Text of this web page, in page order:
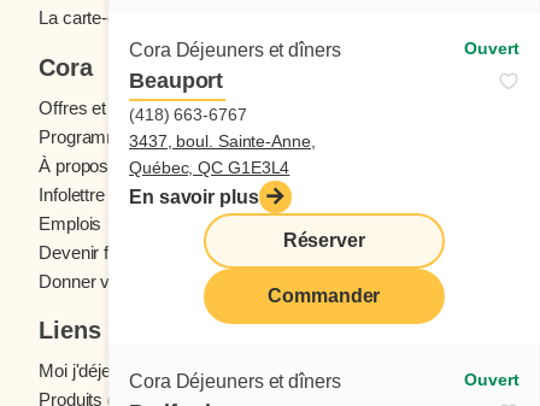
Cora Déjeuners et dîners Ouvert
Beauport
(418) 663-6767
3437, boul. Sainte-Anne,
Québec, QC G1E3L4
En savoir plus
Réserver
Commander
Cora Déjeuners et dîners Ouvert
La carte-cadeau Cora
Cora
Offres et concours
Programme fidélité Cora
À propos des restaurants Cora
Infolettre Cora
Emplois
Devenir franchisé
Donner votre avis
Liens utiles
Moi j'déjeune (Blogue)
Produits d'épicerie